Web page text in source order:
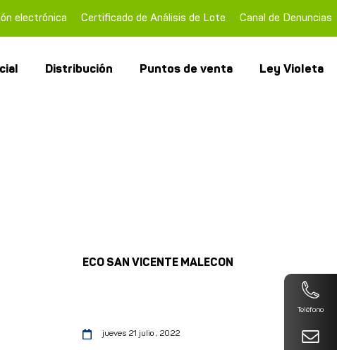
electrónica Certificado de Análisis de Lote Canal de Denuncias
Distribución Puntos de venta Ley Violeta
ECO SAN VICENTE MALECON
jueves 21 julio , 2022
Teléfono